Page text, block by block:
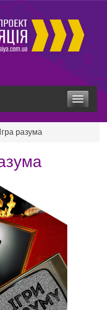
Toggle
разума